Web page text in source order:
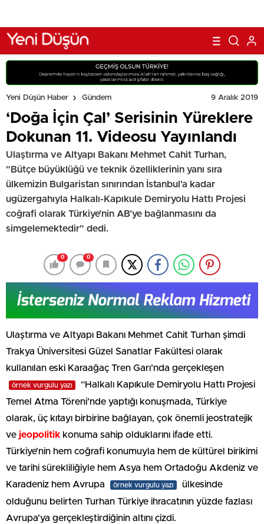
Yeni Düşün Haber Gündem 9 Aralık 2019
‘Doğa İçin Çal’ Serisinin Yüreklere
Dokunan 11. Videosu Yayınlandı
Ulaştırma ve Altyapı Bakanı Mehmet Cahit Turhan,
"Bütçe büyüklüğü ve teknik özelliklerinin yanı sıra
ülkemizin Bulgaristan sınırından İstanbul'a kadar
ugüzergahıyla Halkalı-Kapıkule Demiryolu Hattı Projesi
coğrafi olarak Türkiye’nin AB’ye bağlanmasını da
simgelemektedir" dedi.
0 0
Ulaştırma ve Altyapı Bakanı Mehmet Cahit Turhan şimdi
Trakya Üniversitesi Güzel Sanatlar Fakültesi olarak
kullanılan eski Karaağaç Tren Garı’nda gerçekleşen
örnek vurgulu yazı
“Halkalı Kapıkule Demiryolu Hattı Projesi
Temel Atma Töreni’nde yaptığı konuşmada, Türkiye
olarak, üç kıtayı birbirine bağlayan, çok önemli jeostratejik
ve jeopolitik konuma sahip olduklarını ifade etti.
Türkiye’nin hem coğrafi konumuyla hem de kültürel birikimi
ve tarihi sürekliliğiyle hem Asya hem Ortadoğu Akdeniz ve
Karadeniz hem Avrupa
örnek vurgulu yazı
ülkesinde
olduğunu belirten Turhan Türkiye ihracatının yüzde fazlası
Avrupa’ya gerçekleştirdiğinin altını çizdi.